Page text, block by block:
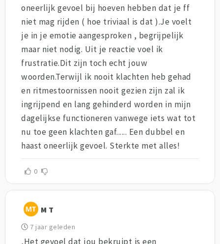
oneerlijk gevoel bij hoeven hebben dat je ff
niet mag rijden ( hoe triviaal is dat ).Je voelt
je in je emotie aangesproken , begrijpelijk
maar niet nodig. Uit je reactie voel ik
frustratie.Dit zijn toch echt jouw
woorden.Terwijl ik nooit klachten heb gehad
en ritmestoornissen nooit gezien zijn zal ik
ingrijpend en lang gehinderd worden in mijn
dagelijkse functioneren vanwege iets wat tot
nu toe geen klachten gaf...... Een dubbel en
haast oneerlijk gevoel. Sterkte met alles!
0
M T
7 jaar geleden
,Het gevoel dat jou bekruipt is een